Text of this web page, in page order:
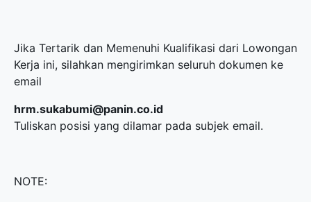
Jika Tertarik dan Memenuhi Kualifikasi dari Lowongan
Kerja ini, silahkan mengirimkan seluruh dokumen ke
email
hrm.sukabumi@panin.co.id
Tuliskan posisi yang dilamar pada subjek email.
NOTE: